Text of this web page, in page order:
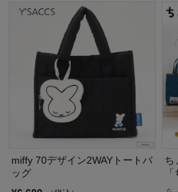
miffy 70デザイン2WAYトートバ
ッグ
ち